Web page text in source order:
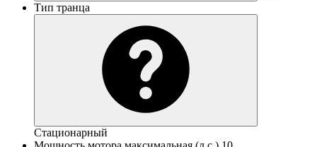
Тип транца
Стационарный